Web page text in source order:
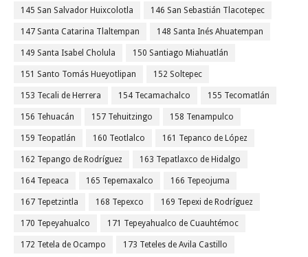
145 San Salvador Huixcolotla 146 San Sebastián Tlacotepec
147 Santa Catarina Tlaltempan 148 Santa Inés Ahuatempan
149 Santa Isabel Cholula 150 Santiago Miahuatlán
151 Santo Tomás Hueyotlipan 152 Soltepec
153 Tecali de Herrera 154 Tecamachalco 155 Tecomatlán
156 Tehuacán 157 Tehuitzingo 158 Tenampulco
159 Teopatlán 160 Teotlalco 161 Tepanco de López
162 Tepango de Rodríguez 163 Tepatlaxco de Hidalgo
164 Tepeaca 165 Tepemaxalco 166 Tepeojuma
167 Tepetzintla 168 Tepexco 169 Tepexi de Rodríguez
170 Tepeyahualco 171 Tepeyahualco de Cuauhtémoc
172 Tetela de Ocampo 173 Teteles de Avila Castillo